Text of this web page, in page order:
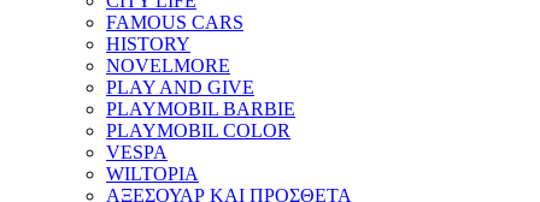
FAMOUS CARS
HISTORY
NOVELMORE
PLAY AND GIVE
PLAYMOBIL BARBIE
PLAYMOBIL COLOR
VESPA
WILTOPIA
ΑΞΕΣΟΥΑΡ ΚΑΙ ΠΡΟΣΘΕΤΑ